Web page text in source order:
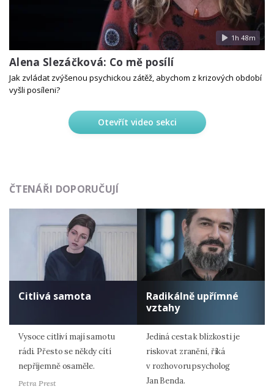
1h 48m
Alena Slezáčková: Co mě posílí
Jak zvládat zvýšenou psychickou zátěž, abychom z krizových období
vyšli posíleni?
Otevřít video sekci
ČTENÁŘI DOPORUČUJÍ
Citlivá samota
Vysoce citliví mají samotu
rádi. Přesto se někdy cítí
nepříjemně osaměle.
Petra Prest
Radikálně upřímné
vztahy
Jediná cesta k blízkosti je
riskovat zranění, říká
v rozhovoru psycholog
Jan Benda.